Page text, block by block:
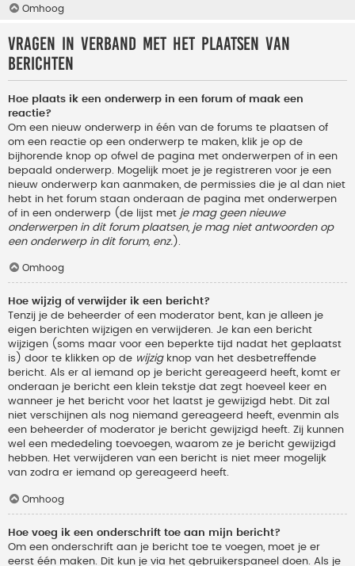
Omhoog
Vragen in verband met het plaatsen van
berichten
Hoe plaats ik een onderwerp in een forum of maak een
reactie?
Om een nieuw onderwerp in één van de forums te plaatsen of
om een reactie op een onderwerp te maken, klik je op de
bijhorende knop op ofwel de pagina met onderwerpen of in een
bepaald onderwerp. Mogelijk moet je je registreren voor je een
nieuw onderwerp kan aanmaken, de permissies die je al dan niet
hebt in het forum staan onderaan de pagina met onderwerpen
of in een onderwerp (de lijst met je mag geen nieuwe
onderwerpen in dit forum plaatsen, je mag niet antwoorden op
een onderwerp in dit forum, enz. ).
Omhoog
Hoe wijzig of verwijder ik een bericht?
Tenzij je de beheerder of een moderator bent, kan je alleen je
eigen berichten wijzigen en verwijderen. Je kan een bericht
wijzigen (soms maar voor een beperkte tijd nadat het geplaatst
is) door te klikken op de wijzigknop van het desbetreffende
bericht. Als er al iemand op je bericht gereageerd heeft, komt er
onderaan je bericht een klein tekstje dat zegt hoeveel keer en
wanneer je het bericht voor het laatst je gewijzigd hebt. Dit zal
niet verschijnen als nog niemand gereageerd heeft, evenmin als
een beheerder of moderator je bericht gewijzigd heeft. Zij kunnen
wel een mededeling toevoegen, waarom ze je bericht gewijzigd
hebben. Het verwijderen van een bericht is niet meer mogelijk
van zodra er iemand op gereageerd heeft.
Omhoog
Hoe voeg ik een onderschrift toe aan mijn bericht?
Om een onderschrift aan je bericht toe te voegen, moet je er
eerst één maken. Dit kun je via het gebruikerspaneel doen. Als je